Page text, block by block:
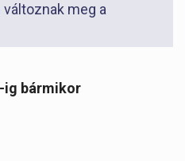
meg a
ig bármikor